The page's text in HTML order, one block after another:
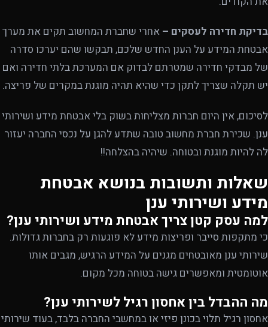
בדיקת חדירה לעסקים – אחרי שחברת המחשוב תקים את מערך
אבטחת המידע על הענן החדש שלכם, תבקשו שהם יערכו סדרה
של מבדקי חדירה שמטרתם לבדוק אם המערכת בלתי חדירה ואם
יש תקלה שצריך לתקן כדי שהיא תהיה מוגנת במקרים של פריצה.
לסיכום, אין היום חברות מצליחות בשוק בלי אבטחת מידע ושירותי
ענן. שכירת חברת מחשוב טובה שתדע להגן על נכסי החברה יעזור
לה להיות מוגנת ובטוחה. שיהיה בהצלחה!!
שאלות ותשובות בנושא אבטחת
מידע ושירותי ענן
למה עסק קטן צריך אבטחת מידע ושירותי ענן?
כי מתקפות סייבר ופריצות מידע לא פוגעות רק בחברות גדולות.
שירותי ענן מאובטחים מגנים על המידע הרגיש, מגבים אותו
אוטומטית ומאפשרים גישה בטוחה מכל מקום.
מה ההבדל בין אחסון רגיל לשירותי ענן?
אחסון רגיל תלוי בכונן פיזי או במחשבי החברה בלבד, בעוד שירותי